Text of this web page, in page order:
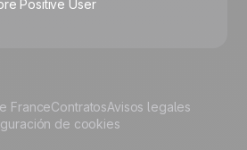
Gestionar cookies
Positive User
FranceContratosAvisos legales
de cookies